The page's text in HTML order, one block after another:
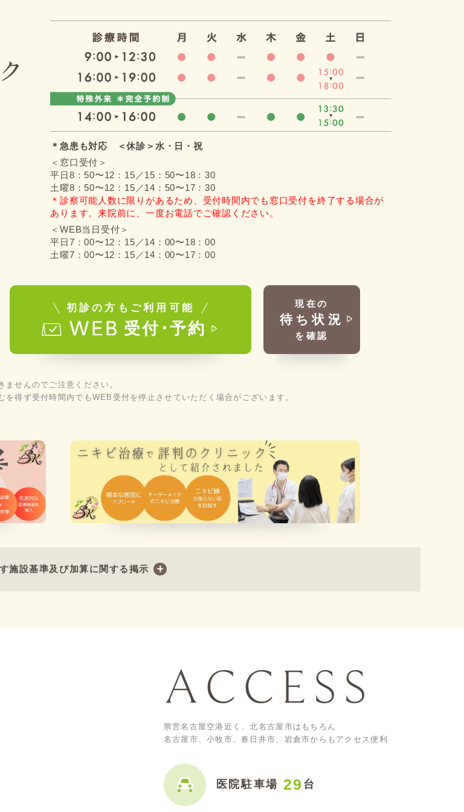
＊急患も対応 ＜休診＞水・日・祝
＜窓口受付＞
平日8：50〜12：15／15：50〜18：30
土曜8：50〜12：15／14：50〜17：30
＊診察可能人数に限りがあるため、受付時間内でも窓口受付を終了する場合が
あります。来院前に、一度お電話でご確認ください。
＜WEB当日受付＞
平日7：00〜12：15／14：00〜18：00
土曜7：00〜12：15／14：00〜17：00
初診の方もご利用可能
受付･予約
現在の
待ち状況
を確認
せんのでご注意ください。
得ず受付時間内でもWEB受付を停止させていただく場合がございます。
施設基準及び加算に関する掲示
ACCESS
県営名古屋空港近く、北名古屋市はもちろん
名古屋市、小牧市、春日井市、岩倉市からもアクセス便利
医院駐車場 29 台